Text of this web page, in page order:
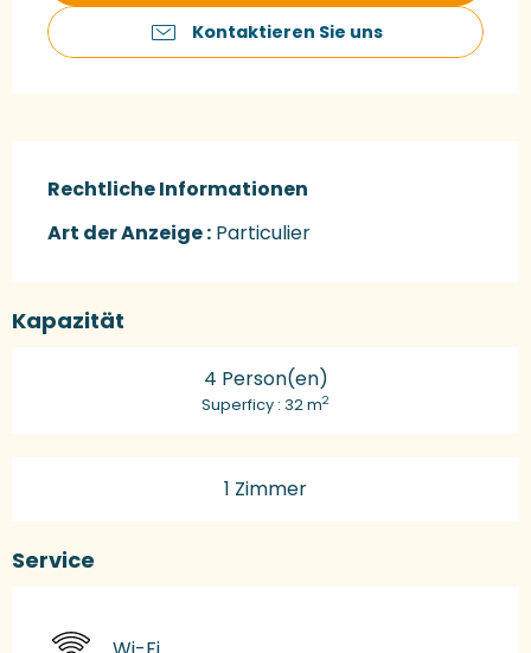
Kontaktieren Sie uns
Rechtliche Informationen
Rechtliche Informationen
Art der Anzeige : Particulier
Kapazität
4 Person(en)
Superficy : 32 m2
1 Zimmer
Service